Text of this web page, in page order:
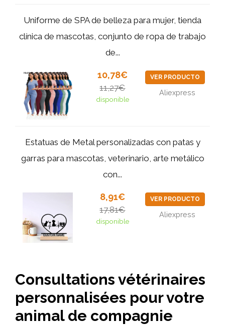
Uniforme de SPA de belleza para mujer, tienda
clínica de mascotas, conjunto de ropa de trabajo
de...
10,78€
11,27€
disponible
VER PRODUCTO
Aliexpress
Estatuas de Metal personalizadas con patas y
garras para mascotas, veterinario, arte metálico
con...
8,91€
17,81€
disponible
VER PRODUCTO
Aliexpress
Consultations vétérinaires
personnalisées pour votre
animal de compagnie